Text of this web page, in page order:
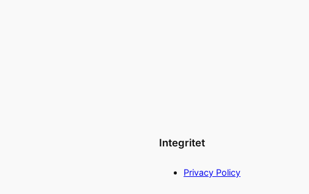
Integritet
Privacy Policy